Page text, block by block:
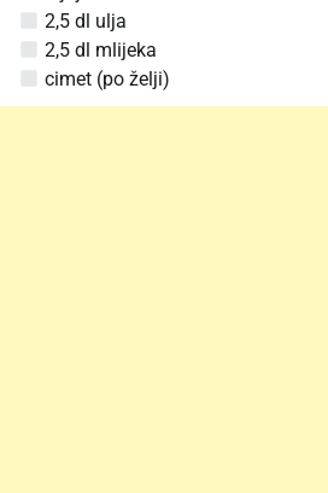
2,5 dl ulja
2,5 dl mlijeka
cimet (po želji)